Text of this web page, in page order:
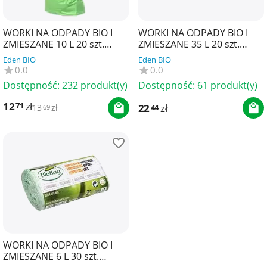
WORKI NA ODPADY BIO I
ZMIESZANE 10 L 20 szt.
(KOMPOSTOWALNE I
BIODEGRADOWALNE) -
BIOBAG
Eden BIO
0.0
Dostępność: 232 produkt(y)
1271 zł1369zł
WORKI NA ODPADY BIO I
ZMIESZANE 35 L 20 szt.
(KOMPOSTOWALNE I
BIODEGRADOWALNE) -
BIOBAG
Eden BIO
0.0
Dostępność: 61 produkt(y)
2244zł
WORKI NA ODPADY BIO I
ZMIESZANE 6 L 30 szt.